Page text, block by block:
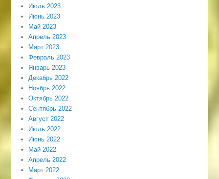
Июль 2023
Июнь 2023
Май 2023
Апрель 2023
Март 2023
Февраль 2023
Январь 2023
Декабрь 2022
Ноябрь 2022
Октябрь 2022
Сентябрь 2022
Август 2022
Июль 2022
Июнь 2022
Май 2022
Апрель 2022
Март 2022